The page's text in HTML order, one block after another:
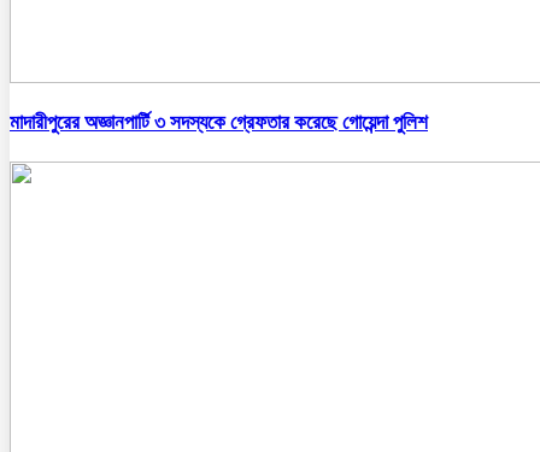
মাদারীপুরের অজ্ঞানপার্টি ৩ সদস্যকে গ্রেফতার করেছে গোয়েন্দা পুলিশ